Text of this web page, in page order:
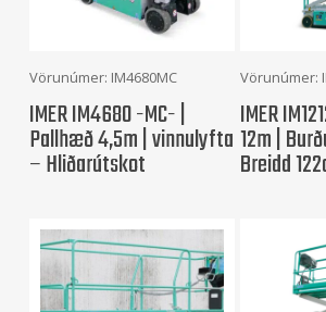
Frekari Upplýsingar
Vörunúmer: IM4680MC
IMER IM4680 -MC- |
Pallhæð 4,5m | vinnulyfta
– Hliðarútskot
Frekari
Vörunúmer:
IMER
12m |
Breidd